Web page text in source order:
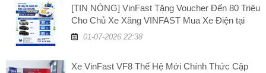
[TIN NÓNG] VinFast Tặng Voucher Đến 80 Triệu
Cho Chủ Xe Xăng VINFAST Mua Xe Điện tại
VinFast Thái Bình
01-07-2026 22:38
Xe VinFast VF8 Thế Hệ Mới Chính Thức Cập